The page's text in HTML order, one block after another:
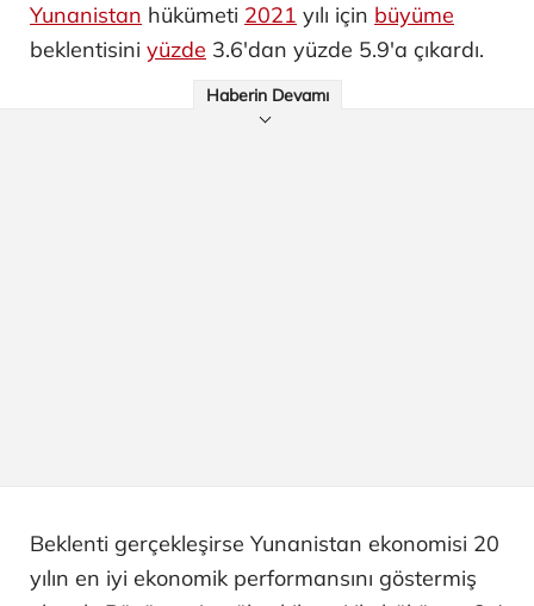
Yunanistan hükümeti 2021 yılı için büyüme
beklentisini yüzde 3.6'dan yüzde 5.9'a çıkardı.
Haberin Devamı
Beklenti gerçekleşirse Yunanistan ekonomisi 20
yılın en iyi ekonomik performansını göstermiş